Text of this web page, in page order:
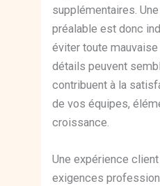
supplémentaires.
préalable est donc
éviter toute
détails peuvent
contribuent à la
de vos équipes,
croissance.
Une expérience
exigences